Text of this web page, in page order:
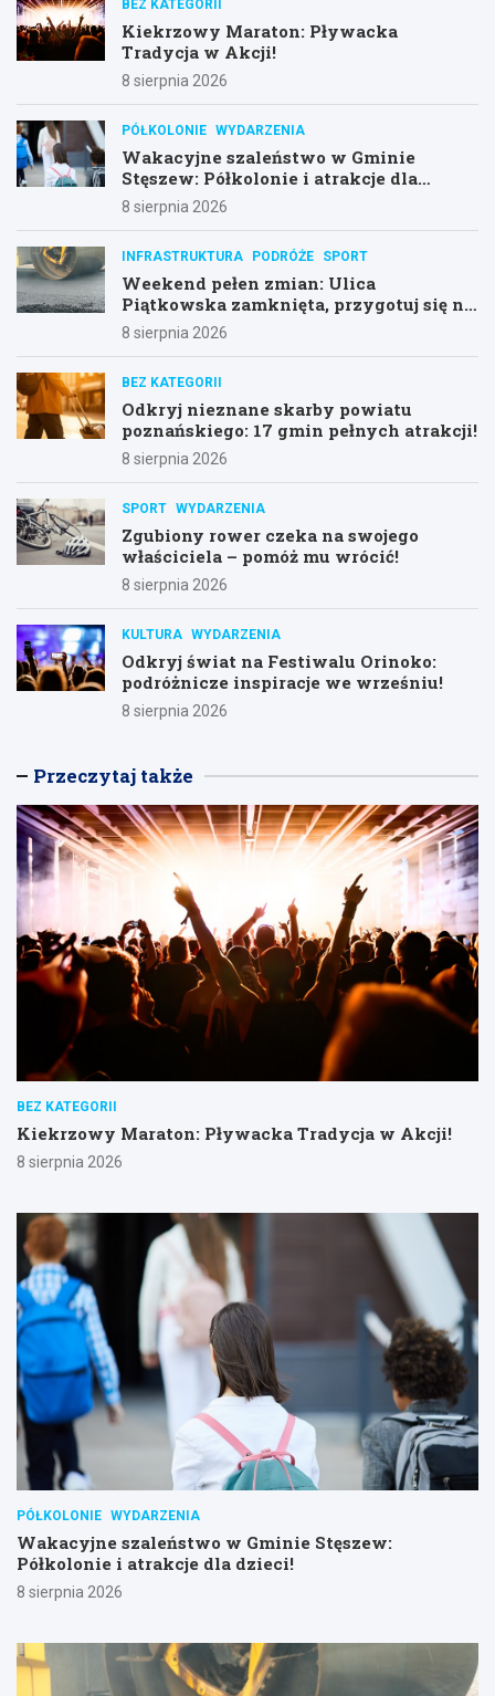
BEZ KATEGORII
Kiekrzowy Maraton: Pływacka
Tradycja w Akcji!
8 sierpnia 2026
PÓŁKOLONIE WYDARZENIA
Wakacyjne szaleństwo w Gminie
Stęszew: Półkolonie i atrakcje dla
dzieci!
8 sierpnia 2026
INFRASTRUKTURA PODRÓŻE SPORT
Weekend pełen zmian: Ulica
Piątkowska zamknięta, przygotuj się na
objazdy!
8 sierpnia 2026
BEZ KATEGORII
Odkryj nieznane skarby powiatu
poznańskiego: 17 gmin pełnych atrakcji!
8 sierpnia 2026
SPORT WYDARZENIA
Zgubiony rower czeka na swojego
właściciela – pomóż mu wrócić!
8 sierpnia 2026
KULTURA WYDARZENIA
Odkryj świat na Festiwalu Orinoko:
podróżnicze inspiracje we wrześniu!
8 sierpnia 2026
Przeczytaj także
BEZ KATEGORII
Kiekrzowy Maraton: Pływacka Tradycja w Akcji!
8 sierpnia 2026
PÓŁKOLONIE WYDARZENIA
Wakacyjne szaleństwo w Gminie Stęszew:
Półkolonie i atrakcje dla dzieci!
8 sierpnia 2026